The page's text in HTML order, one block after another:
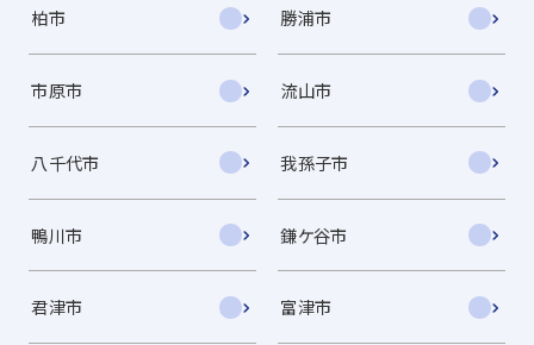
柏市 勝浦市
市原市 流山市
八千代市 我孫子市
鴨川市 鎌ケ谷市
君津市 富津市